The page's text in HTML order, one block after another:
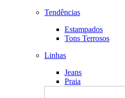
Tendências
Estampados
Tons Terrosos
Linhas
Jeans
Praia